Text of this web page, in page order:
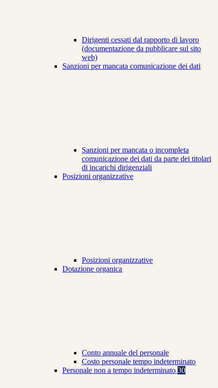
Dirigenti cessati dal rapporto di lavoro
(documentazione da pubblicare sul sito
web)
Sanzioni per mancata comunicazione dei dati
Sanzioni per mancata o incompleta
comunicazione dei dati da parte dei titolari
di incarichi dirigenziali
Posizioni organizzative
Posizioni organizzative
Dotazione organica
Conto annuale del personale
Costo personale tempo indeterminato
Personale non a tempo indeterminato 30